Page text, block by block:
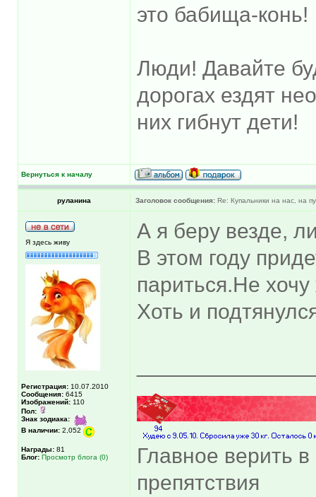
это бабища-конь!
Люди! Давайте
дорогах ездят
них гибнут дети!
Вернуться к началу
руланина Заголовок сообщения: Re: Купальники на нас, на
Я здесь живу
Регистрация: 10.07.2010
Сообщения: 6415
Изображений: 110
Пол:
Знак зодиака:
В наличии: 2,052
Награды: 81
Блог: Просмотр блога (0)
А я беру везде,
В этом году
париться.Не
Хоть и
Главное верить
препятствия